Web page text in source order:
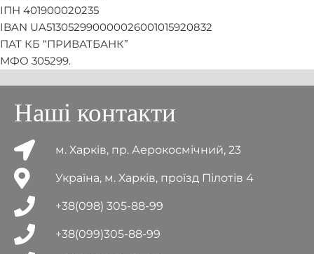
ІПН 401900020235
IBAN UA513052990000026001015920832
ПАТ КБ “ПРИВАТБАНК”
МФО 305299.
Наші контакти
м. Харків, пр. Аерокосмічний, 23
Україна, м. Харків, проїзд Пілотів 4
+38(098) 305-88-99
+38(099)305-88-99